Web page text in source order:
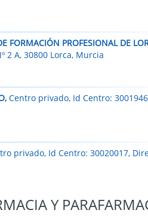
PROFESIONAL DE
2 A, 30800 Lorca, Murcia
Centro privado, Id Centro:
privado, Id Centro: 30020017,
Y